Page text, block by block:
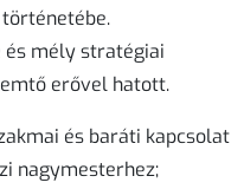
és mély stratégiai
erővel hatott.
és baráti kapcsolat
nagymesterhez;